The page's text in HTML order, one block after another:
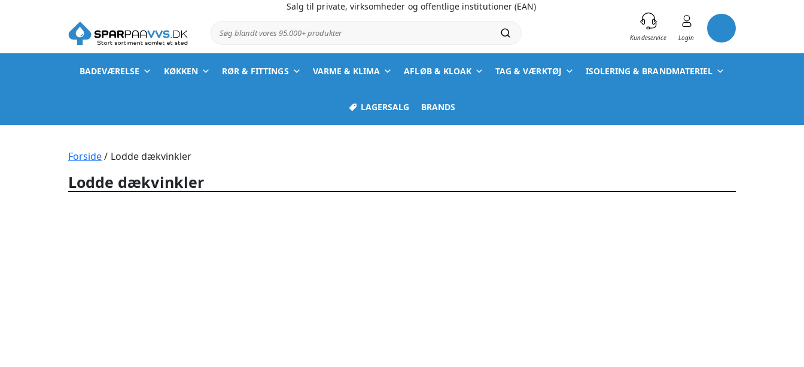
Salg til private, virksomheder og offentlige institutioner (EAN)
Søg blandt vores 95.000+ produkter
Kundeservice Login
BADEVÆRELSE KØKKEN RØR & FITTINGS VARME & KLIMA AFLØB & KLOAK TAG & VÆRKTØJ ISOLERING & BRANDMATERIEL
LAGERSALG BRANDS
Forside/ Lodde dækvinkler
Lodde dækvinkler